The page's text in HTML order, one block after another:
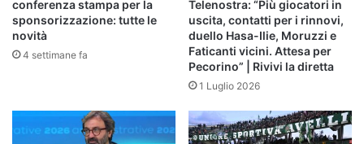
conferenza stampa per la
sponsorizzazione: tutte le
novità
4 settimane fa
Telenostra: “Più giocatori in
uscita, contatti per i rinnovi,
duello Hasa-Ilie, Moruzzi e
Faticanti vicini. Attesa per
Pecorino” | Rivivi la diretta
1 Luglio 2026